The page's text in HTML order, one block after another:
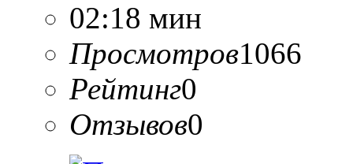
02:18 мин
Просмотров1066
Рейтинг0
Отзывов0